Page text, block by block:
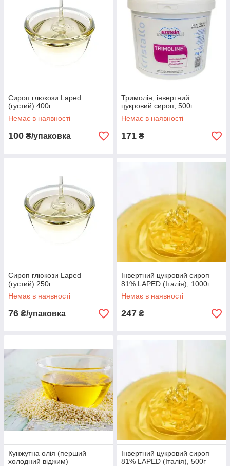
Сироп глюкози Laped
(густий) 400г
Немає в наявності
100 ₴/упаковка
Тримолін, інвертний
цукровий сироп, 500г
Немає в наявності
171 ₴
Сироп глюкози Laped
(густий) 250г
Немає в наявності
76 ₴/упаковка
Інвертний цукровий сироп
81% LAPED (Італія), 1000г
Немає в наявності
247 ₴
Кунжутна олія (перший
холодний віджим)
Інвертний цукровий сироп
81% LAPED (Італія), 500г